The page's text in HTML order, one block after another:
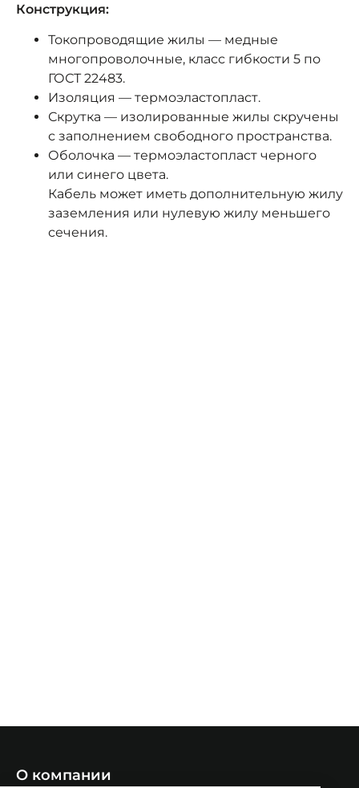
Конструкция:
Токопроводящие жилы — медные
многопроволочные, класс гибкости 5 по
ГОСТ 22483.
Изоляция — термоэластопласт.
Скрутка — изолированные жилы скручены
с заполнением свободного пространства.
Оболочка — термоэластопласт черного
или синего цвета.
Кабель может иметь дополнительную жилу
заземления или нулевую жилу меньшего
сечения.
О компании